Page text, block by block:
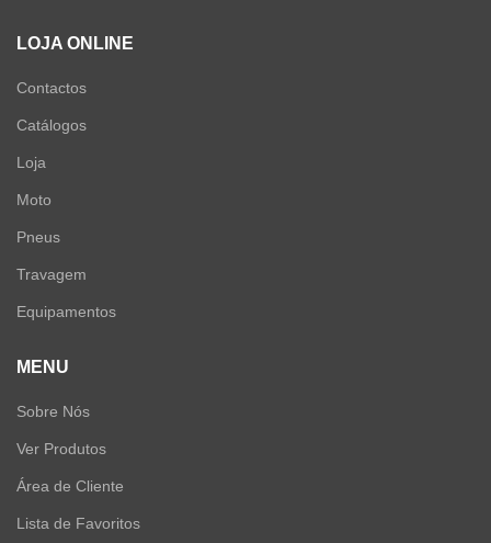
LOJA ONLINE
Contactos
Catálogos
Loja
Moto
Pneus
Travagem
Equipamentos
MENU
Sobre Nós
Ver Produtos
Área de Cliente
Lista de Favoritos